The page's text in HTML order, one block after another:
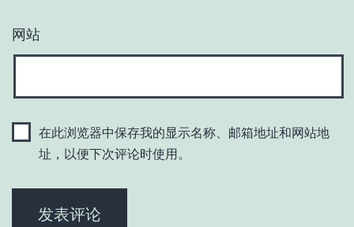
网站
在此浏览器中保存我的显示名称、邮箱地址和网站地
址，以便下次评论时使用。